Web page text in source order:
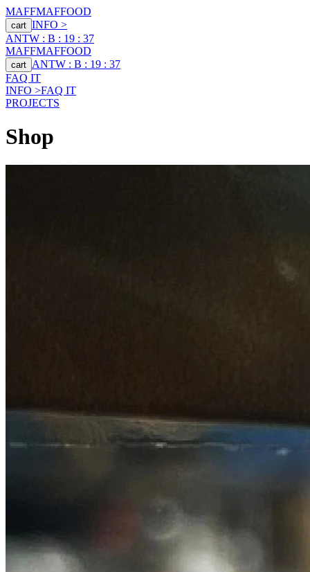
MAFFMAFFOOD
cart INFO >
ANTW : B : 19 : 37
MAFFMAFFOOD
cart ANTW : B : 19 : 37
FAQ IT
INFO >FAQ IT
PROJECTS
Shop